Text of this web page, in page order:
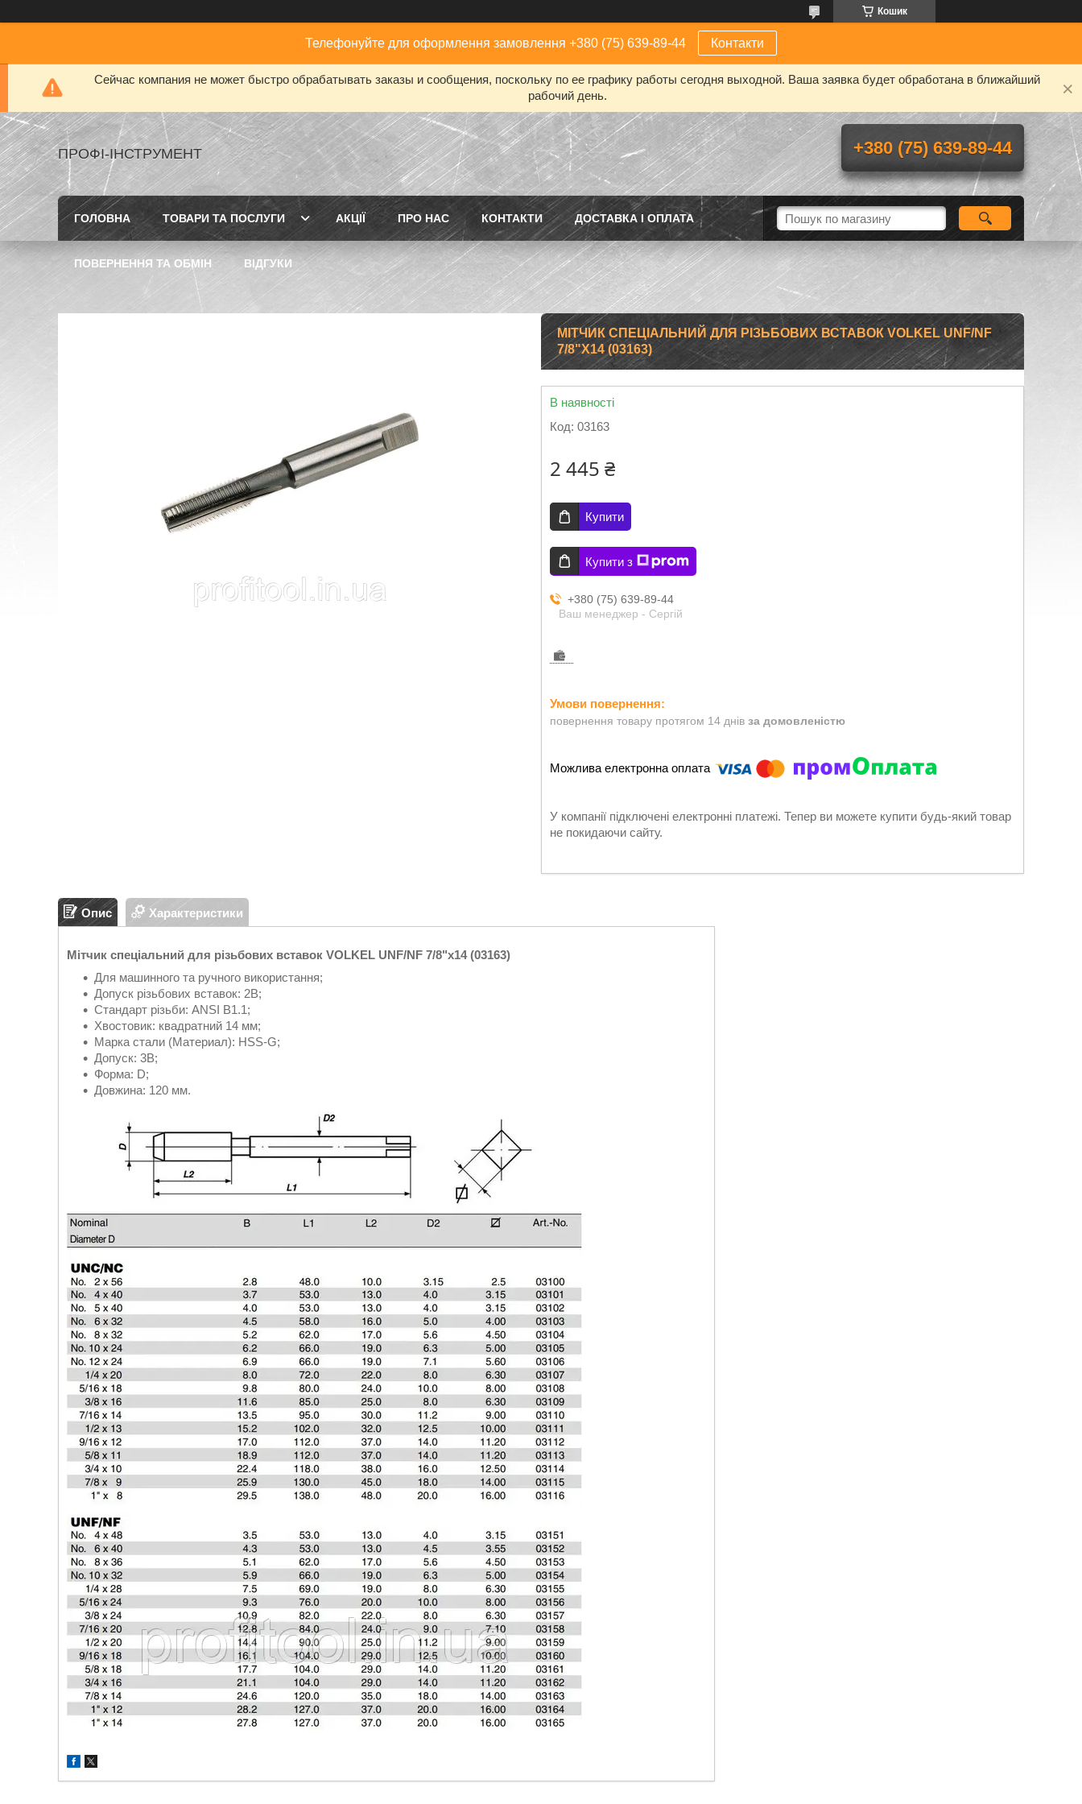
Кошик
Телефонуйте для оформлення замовлення +380 (75) 639-89-44 Контакти
Сейчас компания не может быстро обрабатывать заказы и сообщения, поскольку по ее графику работы сегодня выходной. Ваша заявка будет обработана в ближайший
рабочий день.
ПРОФІ-ІНСТРУМЕНТ +380 (75) 639-89-44
ГОЛОВНА ТОВАРИ ТА ПОСЛУГИ АКЦІЇ ПРО НАС КОНТАКТИ ДОСТАВКА І ОПЛАТА
ПОВЕРНЕННЯ ТА ОБМІН ВІДГУКИ
МІТЧИК СПЕЦІАЛЬНИЙ ДЛЯ РІЗЬБОВИХ ВСТАВОК VOLKEL UNF/NF
7/8"X14 (03163)
В наявності
Код: 03163
2 445 ₴
Купити
Купити з
+380 (75) 639-89-44
Ваш менеджер - Сергій
повернення товару протягом 14 днів за домовленістю
У компанії підключені електронні платежі. Тепер ви можете купити будь-який товар
не покидаючи сайту.
Опис Характеристики
Мітчик спеціальний для різьбових вставок VOLKEL UNF/NF 7/8"x14 (03163)
Для машинного та ручного використання;
Допуск різьбових вставок: 2B;
Стандарт різьби: ANSI B1.1;
Хвостовик: квадратний 14 мм;
Марка стали (Материал): HSS-G;
Допуск: 3B;
Форма: D;
Довжина: 120 мм.